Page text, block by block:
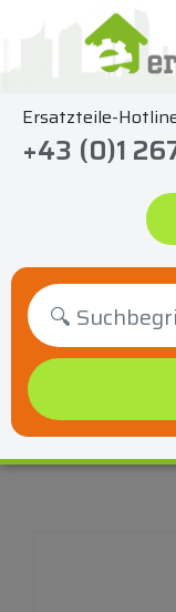
springen
Ersatzteile-
+43 (0)1